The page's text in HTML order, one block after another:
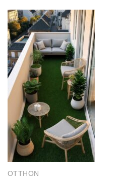
OTTHON